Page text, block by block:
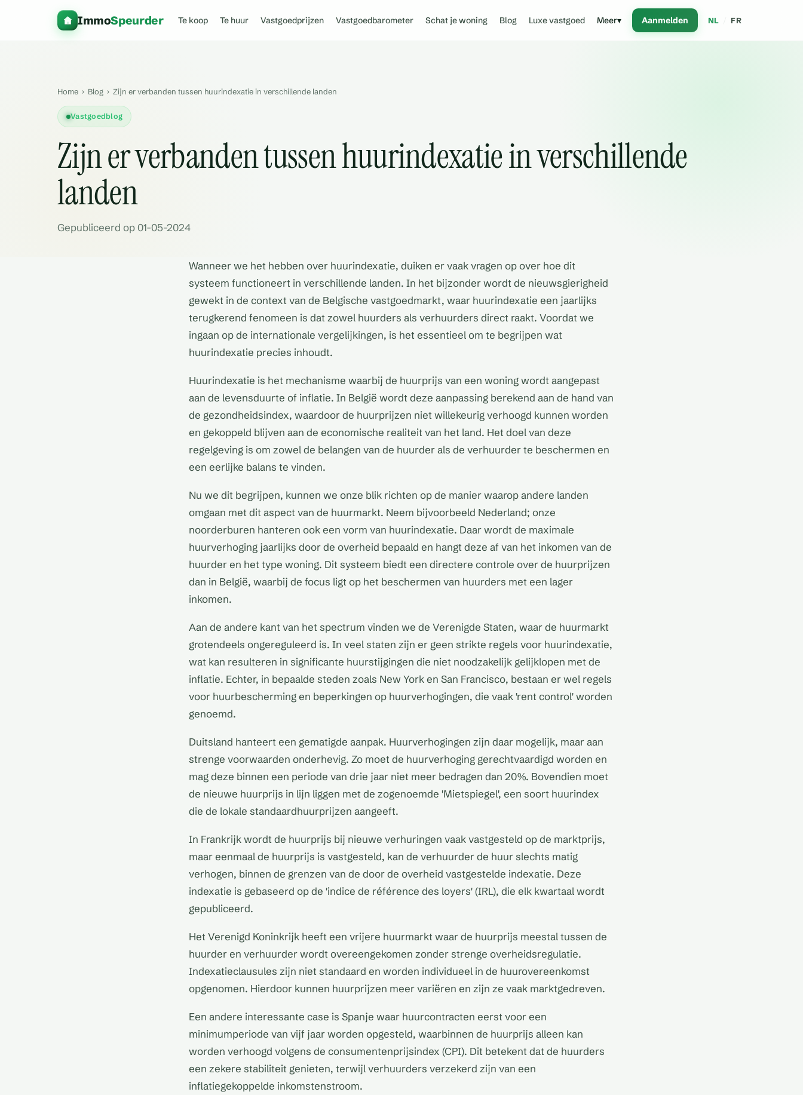
ImmoSpeurder Te koop Te huur Vastgoedprijzen Vastgoedbarometer Schat je woning Blog Luxe vastgoed Meer▾ Aanmelden NL FR
Home › Blog › Zijn er verbanden tussen huurindexatie in verschillende landen
Vastgoedblog
Zijn er verbanden tussen huurindexatie in verschillende
landen
Gepubliceerd op 01-05-2024
Wanneer we het hebben over huurindexatie, duiken er vaak vragen op over hoe dit
systeem functioneert in verschillende landen. In het bijzonder wordt de nieuwsgierigheid
gewekt in de context van de Belgische vastgoedmarkt, waar huurindexatie een jaarlijks
terugkerend fenomeen is dat zowel huurders als verhuurders direct raakt. Voordat we
ingaan op de internationale vergelijkingen, is het essentieel om te begrijpen wat
huurindexatie precies inhoudt.
Huurindexatie is het mechanisme waarbij de huurprijs van een woning wordt aangepast
aan de levensduurte of inflatie. In België wordt deze aanpassing berekend aan de hand van
de gezondheidsindex, waardoor de huurprijzen niet willekeurig verhoogd kunnen worden
en gekoppeld blijven aan de economische realiteit van het land. Het doel van deze
regelgeving is om zowel de belangen van de huurder als de verhuurder te beschermen en
een eerlijke balans te vinden.
Nu we dit begrijpen, kunnen we onze blik richten op de manier waarop andere landen
omgaan met dit aspect van de huurmarkt. Neem bijvoorbeeld Nederland; onze
noorderburen hanteren ook een vorm van huurindexatie. Daar wordt de maximale
huurverhoging jaarlijks door de overheid bepaald en hangt deze af van het inkomen van de
huurder en het type woning. Dit systeem biedt een directere controle over de huurprijzen
dan in België, waarbij de focus ligt op het beschermen van huurders met een lager
inkomen.
Aan de andere kant van het spectrum vinden we de Verenigde Staten, waar de huurmarkt
grotendeels ongereguleerd is. In veel staten zijn er geen strikte regels voor huurindexatie,
wat kan resulteren in significante huurstijgingen die niet noodzakelijk gelijklopen met de
inflatie. Echter, in bepaalde steden zoals New York en San Francisco, bestaan er wel regels
voor huurbescherming en beperkingen op huurverhogingen, die vaak 'rent control' worden
genoemd.
Duitsland hanteert een gematigde aanpak. Huurverhogingen zijn daar mogelijk, maar aan
strenge voorwaarden onderhevig. Zo moet de huurverhoging gerechtvaardigd worden en
mag deze binnen een periode van drie jaar niet meer bedragen dan 20%. Bovendien moet
de nieuwe huurprijs in lijn liggen met de zogenoemde 'Mietspiegel', een soort huurindex
die de lokale standaardhuurprijzen aangeeft.
In Frankrijk wordt de huurprijs bij nieuwe verhuringen vaak vastgesteld op de marktprijs,
maar eenmaal de huurprijs is vastgesteld, kan de verhuurder de huur slechts matig
verhogen, binnen de grenzen van de door de overheid vastgestelde indexatie. Deze
indexatie is gebaseerd op de 'indice de référence des loyers' (IRL), die elk kwartaal wordt
gepubliceerd.
Het Verenigd Koninkrijk heeft een vrijere huurmarkt waar de huurprijs meestal tussen de
huurder en verhuurder wordt overeengekomen zonder strenge overheidsregulatie.
Indexatieclausules zijn niet standaard en worden individueel in de huurovereenkomst
opgenomen. Hierdoor kunnen huurprijzen meer variëren en zijn ze vaak marktgedreven.
Een andere interessante case is Spanje waar huurcontracten eerst voor een
minimumperiode van vijf jaar worden opgesteld, waarbinnen de huurprijs alleen kan
worden verhoogd volgens de consumentenprijsindex (CPI). Dit betekent dat de huurders
een zekere stabiliteit genieten, terwijl verhuurders verzekerd zijn van een
inflatiegekoppelde inkomstenstroom.